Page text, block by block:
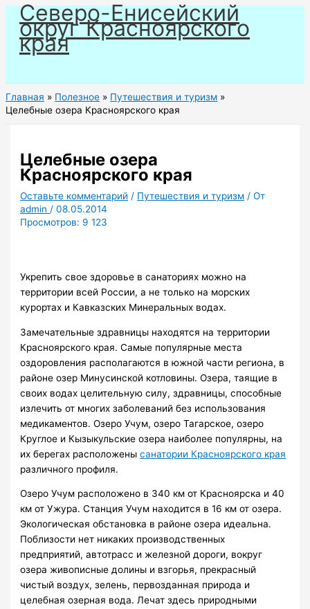
Перейти
содержимому
Северо-Енисейский
округ Красноярского
края
Главная Полезное
Путешествия и туризм
Целебные озера Красноярского края
Целебные озера
Красноярского края
Оставьте комментарий / Путешествия и туризм / От
admin /08.05.2014
Просмотров: 9 123
Укрепить свое здоровье в санаториях можно на
территории всей России, а не только на морских
курортах и Кавказских Минеральных водах.
Замечательные здравницы находятся на территории
Красноярского края. Самые популярные места
оздоровления располагаются в южной части региона, в
районе озер Минусинской котловины. Озера, таящие в
своих водах целительную силу, здравницы, способные
излечить от многих заболеваний без использования
медикаментов. Озеро Учум, озеро Тагарское, озеро
Круглое и Кызыкульские озера наиболее популярны, на
их берегах расположенысанатории Красноярского края
различного профиля.
Озеро Учум расположено в 340 км от Красноярска и 40
км от Ужура. Станция Учум находится в 16 км от озера.
Экологическая обстановка в районе озера идеальна.
Поблизости нет никаких производственных
предприятий, автотрасс и железной дороги, вокруг
озера живописные долины и взгорья, прекрасный
чистый воздух, зелень, первозданная природа и
целебная озерная вода. Лечат здесь природными